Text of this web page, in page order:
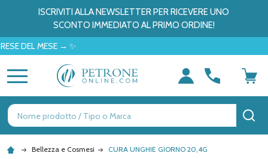
ISCRIVITI ALLA NEWSLETTER PER RICEVERE UNO
SCONTO IMMEDIATO AL PRIMO ORDINE!
MESE → ✨
Ricerca
Bellezza e Cosmesi CURA UNGHIE GIORNO 20,4G